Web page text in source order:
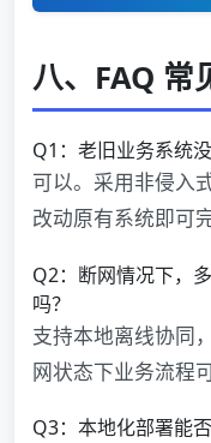
八、FAQ 常
Q1：老旧业务系统
可以。采用非侵入
改动原有系统即可
Q2：断网情况下，
吗？
支持本地离线协同
网状态下业务流程
Q3：本地化部署能